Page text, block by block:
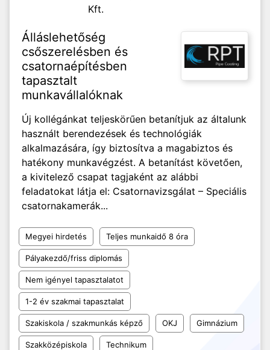
Kft.
Álláslehetőség
csőszerelésben és
csatornaépítésben
tapasztalt
munkavállalóknak
Új kollégánkat teljeskörűen betanítjuk az általunk
használt berendezések és technológiák
alkalmazására, így biztosítva a magabiztos és
hatékony munkavégzést. A betanítást követően,
a kivitelező csapat tagjaként az alábbi
feladatokat látja el: Csatornavizsgálat – Speciális
csatornakamerák...
Megyei hirdetés Teljes munkaidő 8 óra
Pályakezdő/friss diplomás
Nem igényel tapasztalatot
1-2 év szakmai tapasztalat
Szakiskola / szakmunkás képző OKJ Gimnázium
Szakközépiskola Technikum